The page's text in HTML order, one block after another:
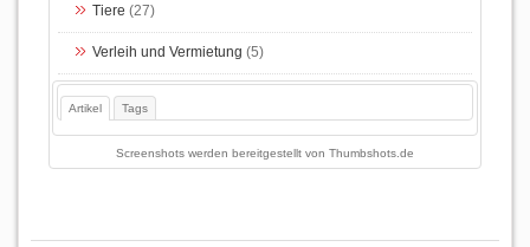
Tiere (27)
Verleih und Vermietung (5)
Artikel Tags
Screenshots werden bereitgestellt von Thumbshots.de